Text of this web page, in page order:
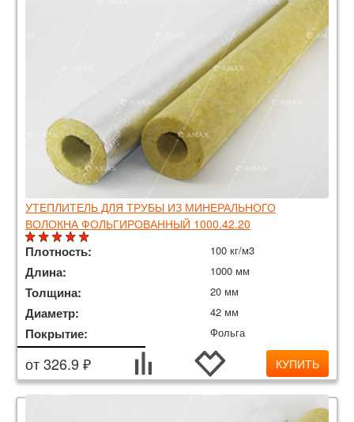
УТЕПЛИТЕЛЬ ДЛЯ ТРУБЫ ИЗ МИНЕРАЛЬНОГО
ВОЛОКНА ФОЛЬГИРОВАННЫЙ 1000.42.20
Плотность: 100 кг/м3
Длина: 1000 мм
Толщина: 20 мм
Диаметр: 42 мм
Покрытие: Фольга
от 326.9 ₽ КУПИТЬ